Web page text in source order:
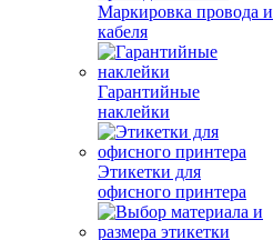
Маркировка провода и
кабеля
Гарантийные
наклейки
Этикетки для
офисного принтера